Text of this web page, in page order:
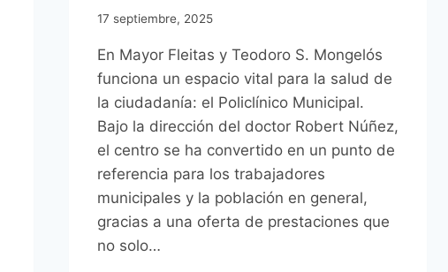
17 septiembre, 2025
En Mayor Fleitas y Teodoro S. Mongelós
funciona un espacio vital para la salud de
la ciudadanía: el Policlínico Municipal.
Bajo la dirección del doctor Robert Núñez,
el centro se ha convertido en un punto de
referencia para los trabajadores
municipales y la población en general,
gracias a una oferta de prestaciones que
no solo…